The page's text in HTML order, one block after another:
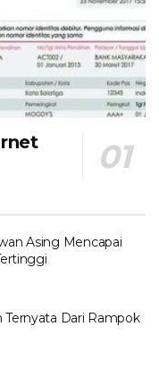
Asing Mencapai
Ternyata Dari Rampok